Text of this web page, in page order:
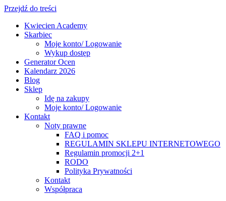
Przejdź do treści
Kwiecien Academy
Skarbiec
Moje konto/ Logowanie
Wykup dostęp
Generator Ocen
Kalendarz 2026
Blog
Sklep
Idę na zakupy
Moje konto/ Logowanie
Kontakt
Noty prawne
FAQ i pomoc
REGULAMIN SKLEPU INTERNETOWEGO
Regulamin promocji 2+1
RODO
Polityka Prywatności
Kontakt
Współpraca